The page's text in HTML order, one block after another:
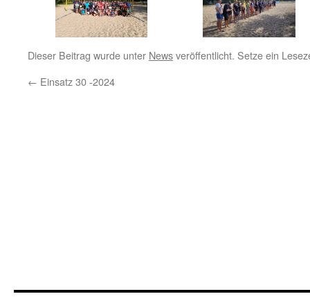
Dieser Beitrag wurde unter Newsveröffentlicht. Setze ein
← Einsatz 30 -2024